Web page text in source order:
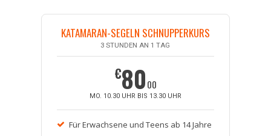
KATAMARAN-SEGELN SCHNUPPERKURS
3 STUNDEN AN 1 TAG
€8000
MO. 10.30 UHR BIS 13.30 UHR
Für Erwachsene und Teens ab 14 Jahre